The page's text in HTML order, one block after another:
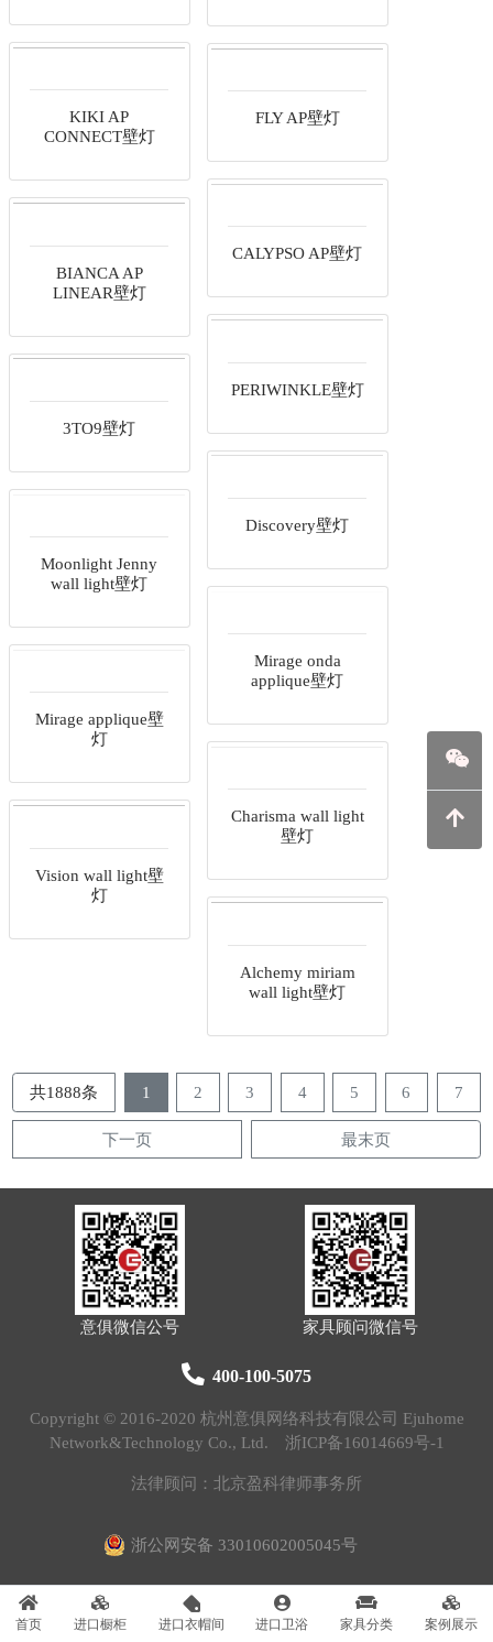
KIKI AP
CONNECT壁灯
FLY AP壁灯
CALYPSO AP壁灯
BIANCA AP
LINEAR壁灯
PERIWINKLE壁灯
3TO9壁灯
Discovery壁灯
Moonlight Jenny
wall light壁灯
Mirage onda
applique壁灯
Mirage applique壁
灯
Charisma wall light
壁灯
Vision wall light壁
灯
Alchemy miriam
wall light壁灯
共1888条 1 2 3 4 5 6 7
下一页 最末页
意俱微信公号 家具顾问微信号
400-100-5075
Copyright © 2016-2020 杭州意俱网络科技有限公司 Ejuhome
Network&Technology Co., Ltd. 浙ICP备16014669号-1
法律顾问：北京盈科律师事务所
浙公网安备 33010602005045号
首页 进口橱柜 进口衣帽间 进口卫浴 家具分类 案例展示